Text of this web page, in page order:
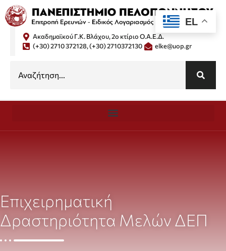
Ακαδημαϊκού Γ.Κ. Βλάχου, 2ο κτίριο Ο.Α.Ε.Δ.
(+30) 2710 372128, (+30) 2710372130
elke@uop.gr
Επιχειρηματική
Δραστηριότητα Μελών ΔΕΠ
EL